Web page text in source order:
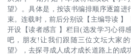
望》。具体是，按该书编排顺序逐篇进
束。连载时，前后分别设【主编导读 】
开设【读者感言 】栏目(选发学习心得
吧，朋友!让我们跟随三位文坛大家
望》，去探寻成人成才成长道路上的成